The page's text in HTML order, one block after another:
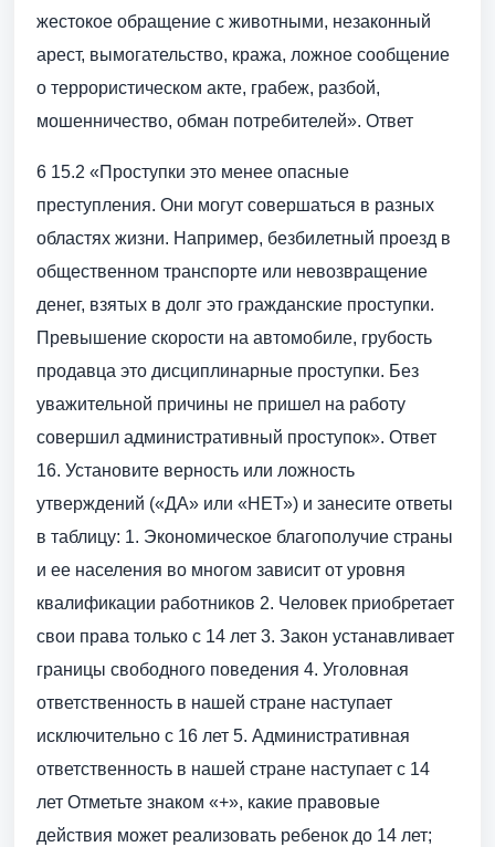
жестокое обращение с животными, незаконный
арест, вымогательство, кража, ложное сообщение
о террористическом акте, грабеж, разбой,
мошенничество, обман потребителей». Ответ
6 15.2 «Проступки это менее опасные
преступления. Они могут совершаться в разных
областях жизни. Например, безбилетный проезд в
общественном транспорте или невозвращение
денег, взятых в долг это гражданские проступки.
Превышение скорости на автомобиле, грубость
продавца это дисциплинарные проступки. Без
уважительной причины не пришел на работу
совершил административный проступок». Ответ
16. Установите верность или ложность
утверждений («ДА» или «НЕТ») и занесите ответы
в таблицу: 1. Экономическое благополучие страны
и ее населения во многом зависит от уровня
квалификации работников 2. Человек приобретает
свои права только с 14 лет 3. Закон устанавливает
границы свободного поведения 4. Уголовная
ответственность в нашей стране наступает
исключительно с 16 лет 5. Административная
ответственность в нашей стране наступает с 14
лет Отметьте знаком «+», какие правовые
действия может реализовать ребенок до 14 лет;